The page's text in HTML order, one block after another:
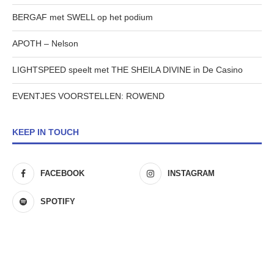
BERGAF met SWELL op het podium
APOTH – Nelson
LIGHTSPEED speelt met THE SHEILA DIVINE in De Casino
EVENTJES VOORSTELLEN: ROWEND
KEEP IN TOUCH
FACEBOOK INSTAGRAM
SPOTIFY